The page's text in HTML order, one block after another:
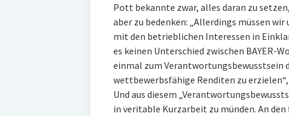
Pott bekannte zwar, alles daran zu
aber zu bedenken: „Allerdings müssen
mit den betrieblichen Interessen in
es keinen Unterschied zwischen BAYER-
einmal zum
wettbewerbsfähige Renditen zu
Und aus diesem
in veritable Kurzarbeit zu münden. An den